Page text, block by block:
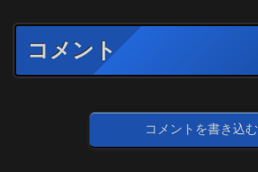
コメント
コメントを書き込む